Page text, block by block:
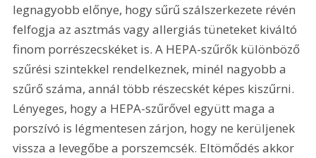
legnagyobb előnye, hogy sűrű szálszerkezete révén
felfogja az asztmás vagy allergiás tüneteket kiváltó
finom porrészecskéket is. A HEPA-szűrők különböző
szűrési szintekkel rendelkeznek, minél nagyobb a
szűrő száma, annál több részecskét képes kiszűrni.
Lényeges, hogy a HEPA-szűrővel együtt maga a
porszívó is légmentesen zárjon, hogy ne kerüljenek
vissza a levegőbe a porszemcsék. Eltömődés akkor